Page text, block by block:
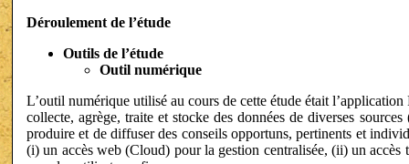
Déroulement de l’étude
Outils de l’étude
Outil numérique
L’outil numérique utilisé au cours de cette étude était
collecte, agrège, traite et stocke des données de diverses
produire et de diffuser des conseils opportuns, pertinents et
(i) un accès web (Cloud) pour la gestion centralisée, (ii) un